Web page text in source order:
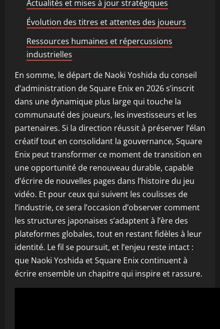
Actualités et mises à jour stratégiques
Évolution des titres et attentes des joueurs
Ressources humaines et répercussions
industrielles
En somme, le départ de Naoki Yoshida du conseil
d’administration de Square Enix en 2026 s’inscrit
dans une dynamique plus large qui touche la
communauté des joueurs, les investisseurs et les
partenaires. Si la direction réussit à préserver l’élan
créatif tout en consolidant la gouvernance, Square
Enix peut transformer ce moment de transition en
une opportunité de renouveau durable, capable
d’écrire de nouvelles pages dans l’histoire du jeu
vidéo. Et pour ceux qui suivent les coulisses de
l’industrie, ce sera l’occasion d’observer comment
les structures japonaises s’adaptent à l’ère des
plateformes globales, tout en restant fidèles à leur
identité. Le fil se poursuit, et l’enjeu reste intact :
que Naoki Yoshida et Square Enix continuent à
écrire ensemble un chapitre qui inspire et rassure.